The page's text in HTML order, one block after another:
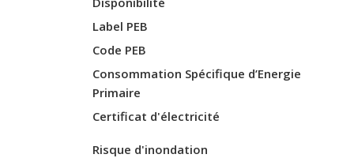
Label PEB
Code PEB
Consommation Spécifique d’Energie
Primaire
Certificat d'électricité
Risque d'inondation